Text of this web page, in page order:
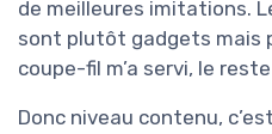
de meilleures imitations.
sont plutôt gadgets mais
coupe-fil m’a servi, le
Donc niveau contenu,